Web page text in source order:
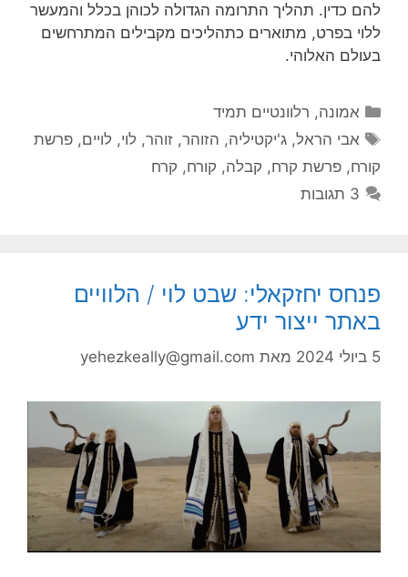
להם כדין. תהליך התרומה הגדולה לכוהן בכלל והמעשר
ללוי בפרט, מתוארים כתהליכים מקבילים המתרחשים
בעולם האלוהי.
קטגוריות
אמונה, רלוונטיים תמיד
תגיות
אבי הראל,ג'יקטיליה, הזוהר,זוהר, לוי, לויים,פרשת
קורח, פרשת קרח, קבלה, קורח, קרח
3 תגובות
פנחס יחזקאלי: שבט לוי / הלוויים
באתר ייצור ידע
5 ביולי 2024 מאת yehezkeally@gmail.com